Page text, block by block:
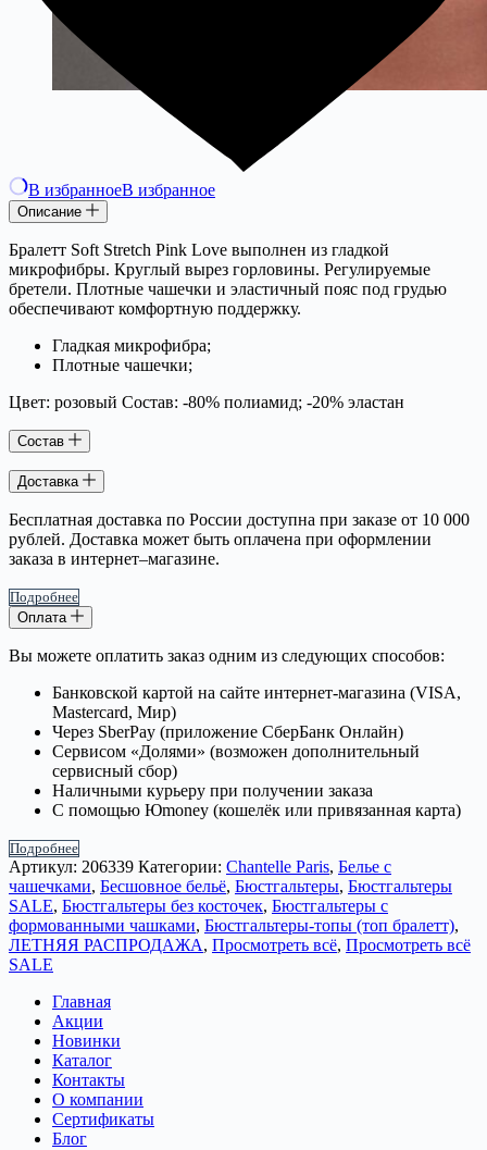
В избранноеВ избранное
Описание
Бралетт Soft Stretch Pink Love выполнен из гладкой
микрофибры. Круглый вырез горловины. Регулируемые
бретели. Плотные чашечки и эластичный пояс под грудью
обеспечивают комфортную поддержку.
Гладкая микрофибра;
Плотные чашечки;
Цвет: розовый Состав: -80% полиамид; -20% эластан
Состав
Доставка
Бесплатная доставка по России доступна при заказе от 10 000
рублей. Доставка может быть оплачена при оформлении
заказа в интернет–магазине.
Подробнее
Оплата
Вы можете оплатить заказ одним из следующих способов:
Банковской картой на сайте интернет-магазина (VISA,
Mastercard, Мир)
Через SberPay (приложение СберБанк Онлайн)
Сервисом «Долями» (возможен дополнительный
сервисный сбор)
Наличными курьеру при получении заказа
С помощью Юmoney (кошелёк или привязанная карта)
Подробнее
Артикул: 206339 Категории: Chantelle Paris, Белье с
чашечками, Бесшовное бельё, Бюстгальтеры, Бюстгальтеры
SALE, Бюстгальтеры без косточек, Бюстгальтеры с
формованными чашками, Бюстгальтеры-топы (топ бралетт),
ЛЕТНЯЯ РАСПРОДАЖА, Просмотреть всё, Просмотреть всё
SALE
Главная
Акции
Новинки
Каталог
Контакты
О компании
Сертификаты
Блог